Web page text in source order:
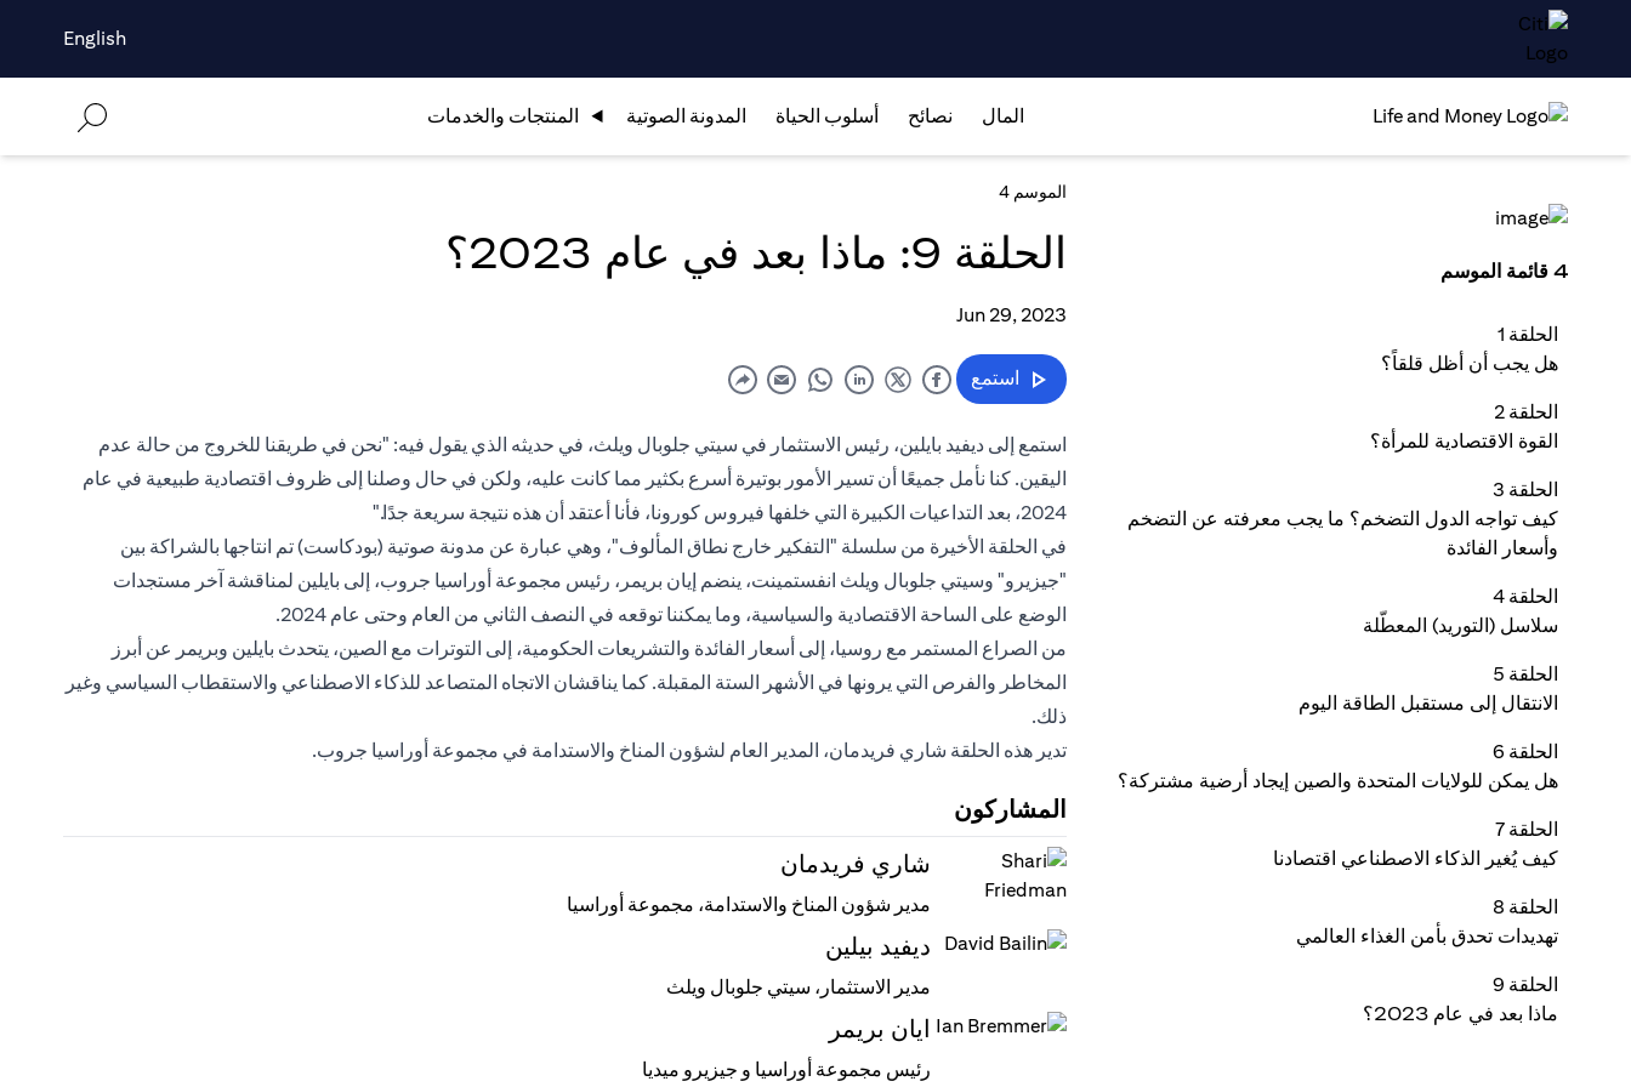
English
المال نصائح أسلوب الحياة المدونة الصوتية المنتجات والخدمات
الموسم 4
الحلقة 9: ماذا بعد في عام 2023؟
Jun 29, 2023
استمع
استمع إلى ديفيد بايلين، رئيس الاستثمار في سيتي جلوبال ويلث، في حديثه الذي يقول فيه: "نحن في طريقنا للخروج من حالة عدم
اليقين. كنا نأمل جميعًا أن تسير الأمور بوتيرة أسرع بكثير مما كانت عليه، ولكن في حال وصلنا إلى ظروف اقتصادية طبيعية في عام
2024، بعد التداعيات الكبيرة التي خلفها فيروس كورونا، فأنا أعتقد أن هذه نتيجة سريعة جدًا."
في الحلقة الأخيرة من سلسلة "التفكير خارج نطاق المألوف"، وهي عبارة عن مدونة صوتية (بودكاست) تم انتاجها بالشراكة بين
"جيزيرو" وسيتي جلوبال ويلث انفستمينت، ينضم إيان بريمر، رئيس مجموعة أوراسيا جروب، إلى بايلين لمناقشة آخر مستجدات
الوضع على الساحة الاقتصادية والسياسية، وما يمكننا توقعه في النصف الثاني من العام وحتى عام 2024.
من الصراع المستمر مع روسيا، إلى أسعار الفائدة والتشريعات الحكومية، إلى التوترات مع الصين، يتحدث بايلين وبريمر عن أبرز
المخاطر والفرص التي يرونها في الأشهر الستة المقبلة. كما يناقشان الاتجاه المتصاعد للذكاء الاصطناعي والاستقطاب السياسي وغير
ذلك.
تدير هذه الحلقة شاري فريدمان، المدير العام لشؤون المناخ والاستدامة في مجموعة أوراسيا جروب.
المشاركون
شاري فريدمان
مدير شؤون المناخ والاستدامة، مجموعة أوراسيا
ديفيد بيلين
مدير الاستثمار، سيتي جلوبال ويلث
ايان بريمر
رئيس مجموعة أوراسيا و جيزيرو ميديا
4 قائمة الموسم
الحلقة 1
هل يجب أن أظل قلقاً؟
الحلقة 2
القوة الاقتصادية للمرأة؟
الحلقة 3
كيف تواجه الدول التضخم؟ ما يجب معرفته عن التضخم
وأسعار الفائدة
الحلقة 4
سلاسل (التوريد) المعطّلة
الحلقة 5
الانتقال إلى مستقبل الطاقة اليوم
الحلقة 6
هل يمكن للولايات المتحدة والصين إيجاد أرضية مشتركة؟
الحلقة 7
كيف يُغير الذكاء الاصطناعي اقتصادنا
الحلقة 8
تهديدات تحدق بأمن الغذاء العالمي
الحلقة 9
ماذا بعد في عام 2023؟